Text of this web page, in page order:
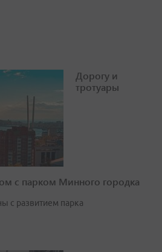
Дорогу и
тротуары
с парком Минного городка
с развитием парка